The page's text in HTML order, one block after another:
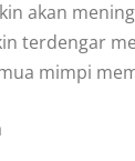
akan
terdengar
mimpi